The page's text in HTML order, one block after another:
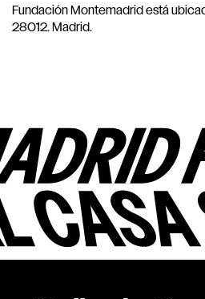
Fundación Montemadrid está
28012. Madrid.